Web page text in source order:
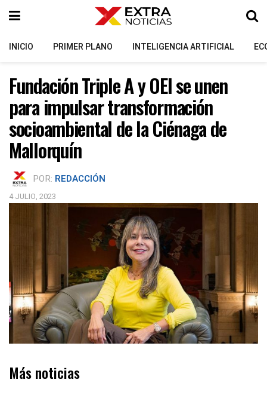
INICIO PRIMER PLANO INTELIGENCIA ARTIFICIAL
Fundación Triple A y OEI se unen
para impulsar transformación
socioambiental de la Ciénaga de
Mallorquín
POR: REDACCIÓN
4 JULIO, 2023
Más noticias